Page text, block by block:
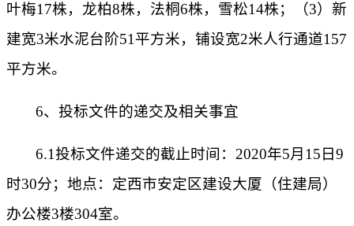
叶梅17株，龙柏8株，法桐6株，雪松14株；（3）新
建宽3米水泥台阶51平方米，铺设宽2米人行通道157
平方米。
6、投标文件的递交及相关事宜
6.1投标文件递交的截止时间：2020年5月15日9
时30分；地点：定西市安定区建设大厦（住建局）
办公楼3楼304室。